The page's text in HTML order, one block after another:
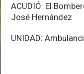
ACUDIÓ: El
José Hernández
UNIDAD: